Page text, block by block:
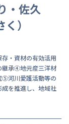
・佐久
）
・資材の有効活用
継承④地元産三洋材
⑤河川愛護活動等の
を推進し、地域社